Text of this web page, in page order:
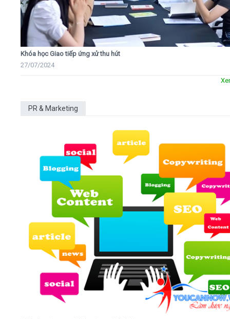
Khóa học Giao tiếp ứng xử thu hút
27/07/2024
PR & Marketing